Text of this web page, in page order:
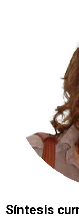
Síntesis